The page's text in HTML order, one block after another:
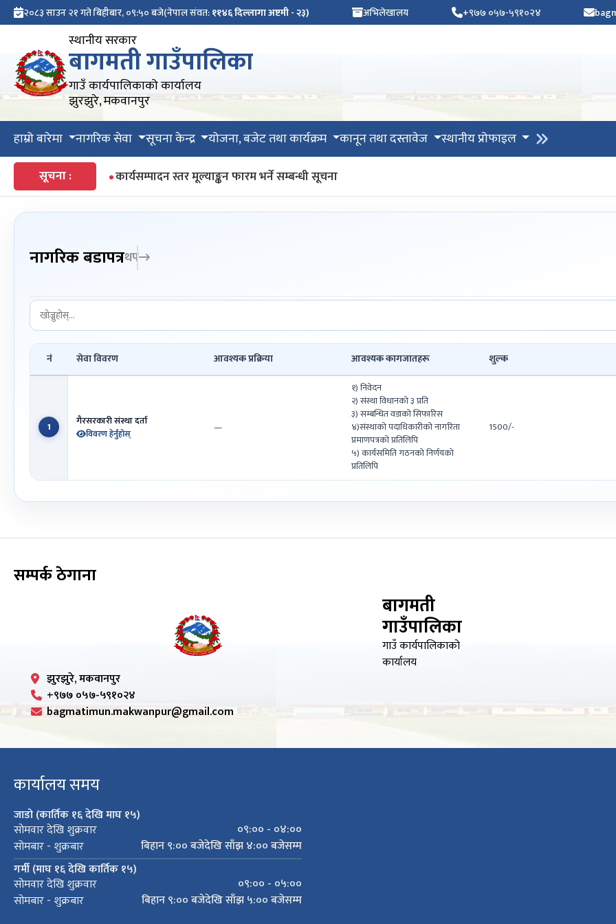
२०८३ साउन २१ गते बिहीबार, ०९:५० बजे(नेपाल संवत:११४६ दिल्लागा अष्टमी - २३) अभिलेखालय +९७७ ०५७-५९१०२४
स्थानीय सरकार
बागमती गाउँपालिका
गाउँ कार्यपालिकाको कार्यालय
झुरझुरे, मकवानपुर
हाम्रो बारेमा नागरिक सेवा सूचना केन्द्र योजना, बजेट तथा कार्यक्रम कानून तथा दस्तावेज स्थानीय प्रोफाइल
सूचना : कार्यसम्पादन स्तर मूल्याङ्कन फारम भर्ने सम्बन्धी सूचना
नागरिक बडापत्रथप
नं सेवा विवरण आवश्यक प्रक्रिया आवश्यक कागजातहरू शुल्क
1 गैरसरकारी संस्था दर्ता
विवरण हेर्नुहोस् —
१) निवेदन
२) संस्था विधानको ३ प्रति
३) सम्बन्धित वडाको सिफारिस
४)संस्थाको पदाधिकारीको नागरिता
प्रमाणपत्रको प्रतिलिपि
५) कार्यसमिति गठनको निर्णयको
प्रतिलिपि
1500/-
सम्पर्क ठेगाना
बागमती
गाउँपालिका
गाउँ कार्यपालिकाको
कार्यालय
झुरझुरे, मकवानपुर
+९७७ ०५७-५९१०२४
bagmatimun.makwanpur@gmail.com
कार्यालय समय
जाडो (कार्तिक १६ देखि माघ १५)
सोमवार देखि शुक्रवार
०९:०० - ०४:००
सोमबार - शुक्रबार
बिहान ९:०० बजेदेखि साँझ ४:०० बजेसम्म
गर्मी (माघ १६ देखि कार्तिक १५)
सोमवार देखि शुक्रवार
०९:०० - ०५:००
सोमबार - शुक्रबार
बिहान ९:०० बजेदेखि साँझ ५:०० बजेसम्म